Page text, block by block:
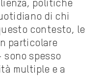
politiche
di chi
contesto, le
particolare
sono spesso
multiple e a